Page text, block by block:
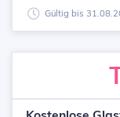
Gültig bis